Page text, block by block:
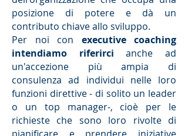
posizione di potere e dà un
contributo chiave allo sviluppo.
Per noi con executive coaching
intendiamo riferircianche ad
un'accezione più ampia di
consulenza ad individui nelle loro
funzioni direttive - di solito un leader
o un top manager-, cioè per le
richieste che sono loro rivolte di